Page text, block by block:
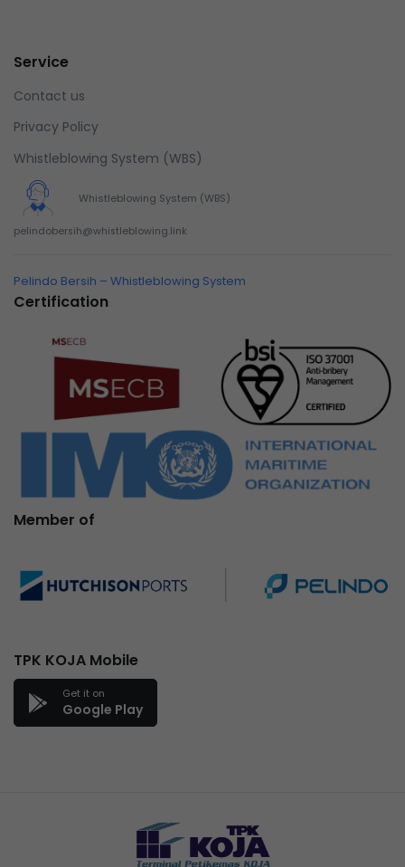
Service
Contact us
Privacy Policy
Whistleblowing System (WBS)
Whistleblowing System (WBS)
pelindobersih@whistleblowing.link
Pelindo Bersih – Whistleblowing System
Certification
Member of
TPK KOJA Mobile
Get it on
Google Play